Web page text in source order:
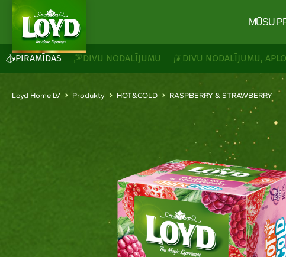
MŪSU
PIRAMĪDAS DIVU NODALĪJUMU DIVU NODALĪJUMU,
Loyd Home LV Produkty HOT&COLD RASPBERRY & STRAWBERRY